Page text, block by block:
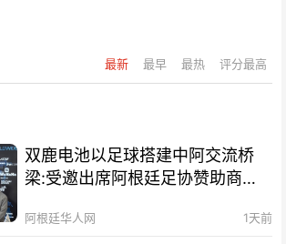
最新 最早 最热 评分最高
双鹿电池以足球搭建中阿交流桥
梁:受邀出席阿根廷足协赞助商招
阿根廷华人网 1天前